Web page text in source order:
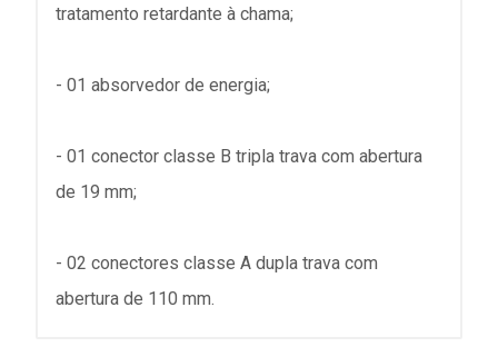
tratamento retardante à chama;
- 01 absorvedor de energia;
- 01 conector classe B tripla trava com abertura
de 19 mm;
- 02 conectores classe A dupla trava com
abertura de 110 mm.